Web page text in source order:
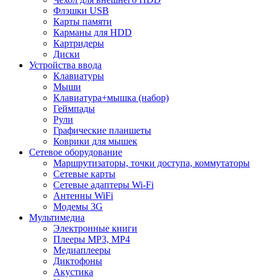
Флэшки USB
Карты памяти
Карманы для HDD
Картридеры
Диски
Устройства ввода
Клавиатуры
Мыши
Клавиатура+мышка (набор)
Геймпады
Рули
Графические планшеты
Коврики для мышек
Сетевое оборудование
Маршрутизаторы, точки доступа, коммутаторы
Сетевые карты
Сетевые адаптеры Wi-Fi
Антенны WiFi
Модемы 3G
Мультимедиа
Электронные книги
Плееры MP3, MP4
Медиаплееры
Диктофоны
Акустика